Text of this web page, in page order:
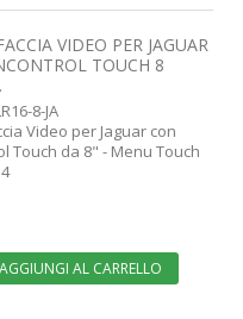
VIDEO PER JAGUAR
TOUCH 8
8-JA
Video per Jaguar con
Touch da 8" - Menu Touch
AGGIUNGI AL CARRELLO